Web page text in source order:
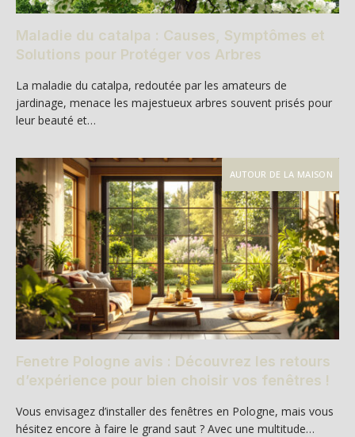
Maladie du catalpa : Causes, Symptômes et
Solutions pour Protéger vos Arbres
La maladie du catalpa, redoutée par les amateurs de
jardinage, menace les majestueux arbres souvent prisés pour
leur beauté et…
AUTOUR DE LA MAISON
Fenetre Pologne avis : Découvrez les retours
d’expérience pour bien choisir vos fenêtres !
Vous envisagez d’installer des fenêtres en Pologne, mais vous
hésitez encore à faire le grand saut ? Avec une multitude…